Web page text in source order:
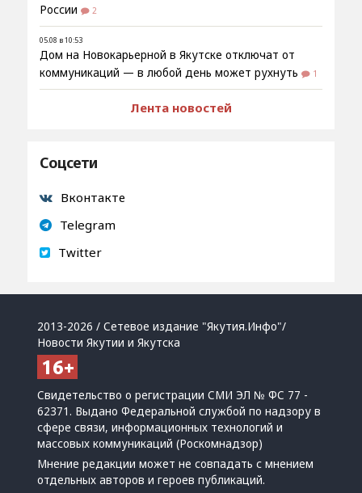
России
2
05.08 в 10:53
Дом на Новокарьерной в Якутске отключат от
коммуникаций — в любой день может рухнуть
1
Лента новостей
Соцсети
Вконтакте
Telegram
Twitter
2013-2026 / Сетевое издание "Якутия.Инфо"/
Новости Якутии и Якутска
Свидетельство о регистрации СМИ ЭЛ № ФС 77 -
62371. Выдано Федеральной службой по надзору в
сфере связи, информационных технологий и
массовых коммуникаций (Роскомнадзор)
Мнение редакции может не совпадать с мнением
отдельных авторов и героев публикаций.